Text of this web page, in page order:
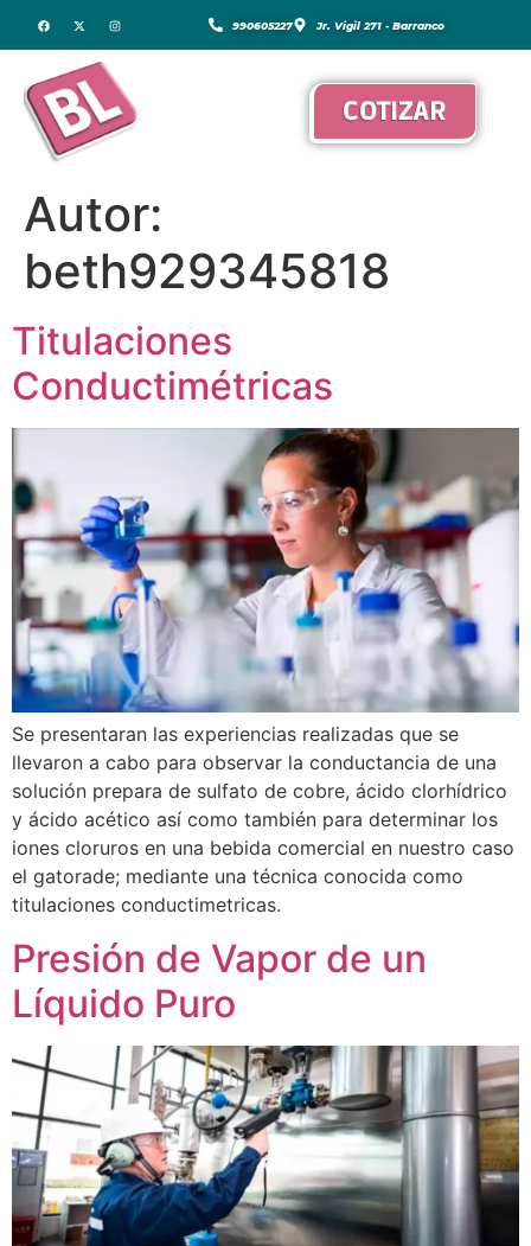
990605227 Jr. Vigil 271 - Barranco
COTIZAR
Autor:
beth929345818
Titulaciones
Conductimétricas
Se presentaran las experiencias realizadas que se
llevaron a cabo para observar la conductancia de una
solución prepara de sulfato de cobre, ácido clorhídrico
y ácido acético así como también para determinar los
iones cloruros en una bebida comercial en nuestro caso
el gatorade; mediante una técnica conocida como
titulaciones conductimetricas.
Presión de Vapor de un
Líquido Puro